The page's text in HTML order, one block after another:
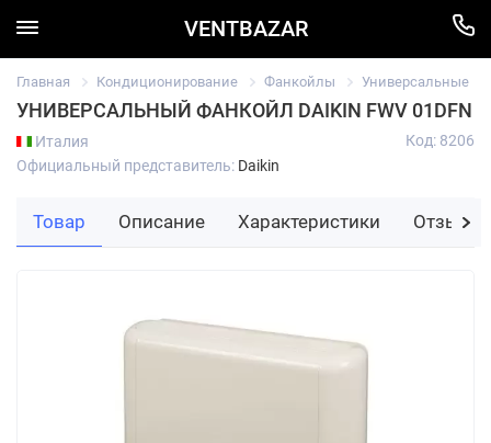
VENTBAZAR
Главная Кондиционирование Фанкойлы Универсальные
УНИВЕРСАЛЬНЫЙ ФАНКОЙЛ DAIKIN FWV 01DFN
Италия
Официальный представитель: Daikin
Код: 8206
Товар Описание Характеристики Отзывы